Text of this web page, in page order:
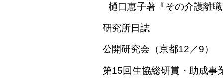
樋口恵子著『その介護離
研究所日誌
公開研究会（京都12／9）
第15回生協総研賞・助成事